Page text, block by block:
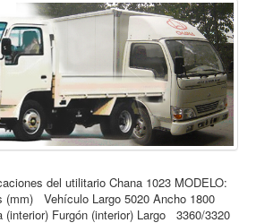
del utilitario Chana 1023 MODELO:
(mm) Vehículo Largo 5020 Ancho 1800
(interior) Furgón (interior) Largo 3360/3320